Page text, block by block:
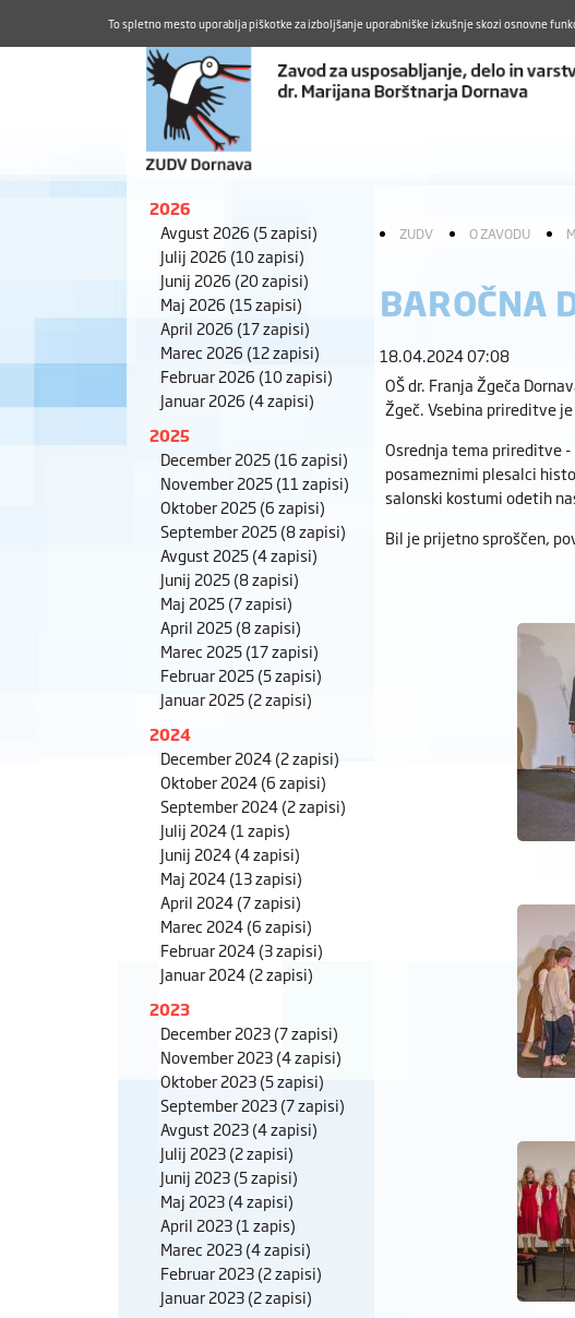
2026
Avgust 2026 (5 zapisi)
Julij 2026 (10 zapisi)
Junij 2026 (20 zapisi)
Maj 2026 (15 zapisi)
April 2026 (17 zapisi)
Marec 2026 (12 zapisi)
Februar 2026 (10 zapisi)
Januar 2026 (4 zapisi)
2025
December 2025(16 zapisi)
November 2025(11 zapisi)
Oktober 2025(6 zapisi)
September 2025(8 zapisi)
Avgust 2025(4 zapisi)
Junij 2025(8 zapisi)
Maj 2025(7 zapisi)
April 2025(8 zapisi)
Marec 2025(17 zapisi)
Februar 2025(5 zapisi)
Januar 2025(2 zapisi)
2024
December 2024(2 zapisi)
Oktober 2024(6 zapisi)
September 2024(2 zapisi)
Julij 2024(1 zapis)
Junij 2024(4 zapisi)
Maj 2024(13 zapisi)
April 2024(7 zapisi)
Marec 2024(6 zapisi)
Februar 2024(3 zapisi)
Januar 2024(2 zapisi)
2023
December 2023(7 zapisi)
November 2023(4 zapisi)
Oktober 2023(5 zapisi)
September 2023(7 zapisi)
Avgust 2023(4 zapisi)
Julij 2023(2 zapisi)
Junij 2023(5 zapisi)
Maj 2023(4 zapisi)
April 2023(1 zapis)
Marec 2023(4 zapisi)
Februar 2023(2 zapisi)
Januar 2023(2 zapisi)
ZUDV O ZAVODU
BAROČNA
18.04.2024 07:08
OŠ dr. Franja Žgeča
Žgeč. Vsebina prireditve
Osrednja tema prireditve -
posameznimi plesalci
salonski kostumi odetih
Bil je prijetno sproščen,
To spletno mesto uporablja piškotke za izboljšanje uporabniške izkušnje skozi osnovne